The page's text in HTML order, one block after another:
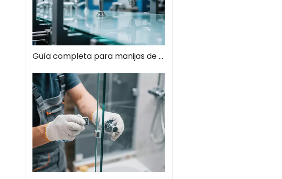
Guía completa para manijas de tiros de vidrio: el estilo se encuentra con la función